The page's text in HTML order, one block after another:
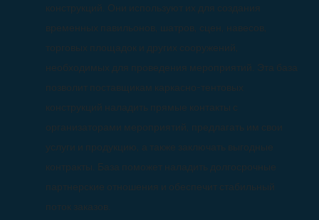
конструкций. Они используют их для создания
временных павильонов, шатров, сцен, навесов,
торговых площадок и других сооружений,
необходимых для проведения мероприятий. Эта база
позволит поставщикам каркасно-тентовых
конструкций наладить прямые контакты с
организаторами мероприятий, предлагать им свои
услуги и продукцию, а также заключать выгодные
контракты. База поможет наладить долгосрочные
партнерские отношения и обеспечит стабильный
поток заказов.